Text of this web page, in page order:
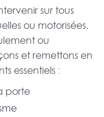
sur tous
ou motorisées,
ou
et remettons en
essentiels :
porte